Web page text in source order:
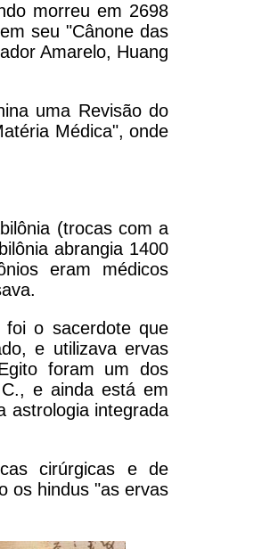
morreu em 2698
seu "Cânone das
Amarelo, Huang
uma Revisão do
Médica", onde
(trocas com a
abrangia 1400
eram médicos
foi o sacerdote que
e utilizava ervas
foram um dos
e ainda está em
astrologia integrada
cirúrgicas e de
os hindus "as ervas